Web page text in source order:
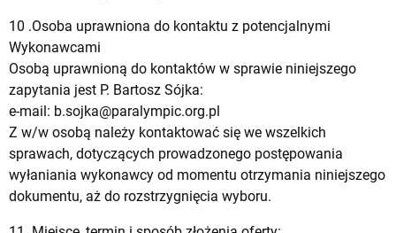
10 .Osoba uprawniona do kontaktu z potencjalnymi
Wykonawcami
Osobą uprawnioną do kontaktów w sprawie niniejszego
zapytania jest P. Bartosz Sójka:
e-mail: b.sojka@paralympic.org.pl
Z w/w osobą należy kontaktować się we wszelkich
sprawach, dotyczących prowadzonego postępowania
wyłaniania wykonawcy od momentu otrzymania niniejszego
dokumentu, aż do rozstrzygnięcia wyboru.